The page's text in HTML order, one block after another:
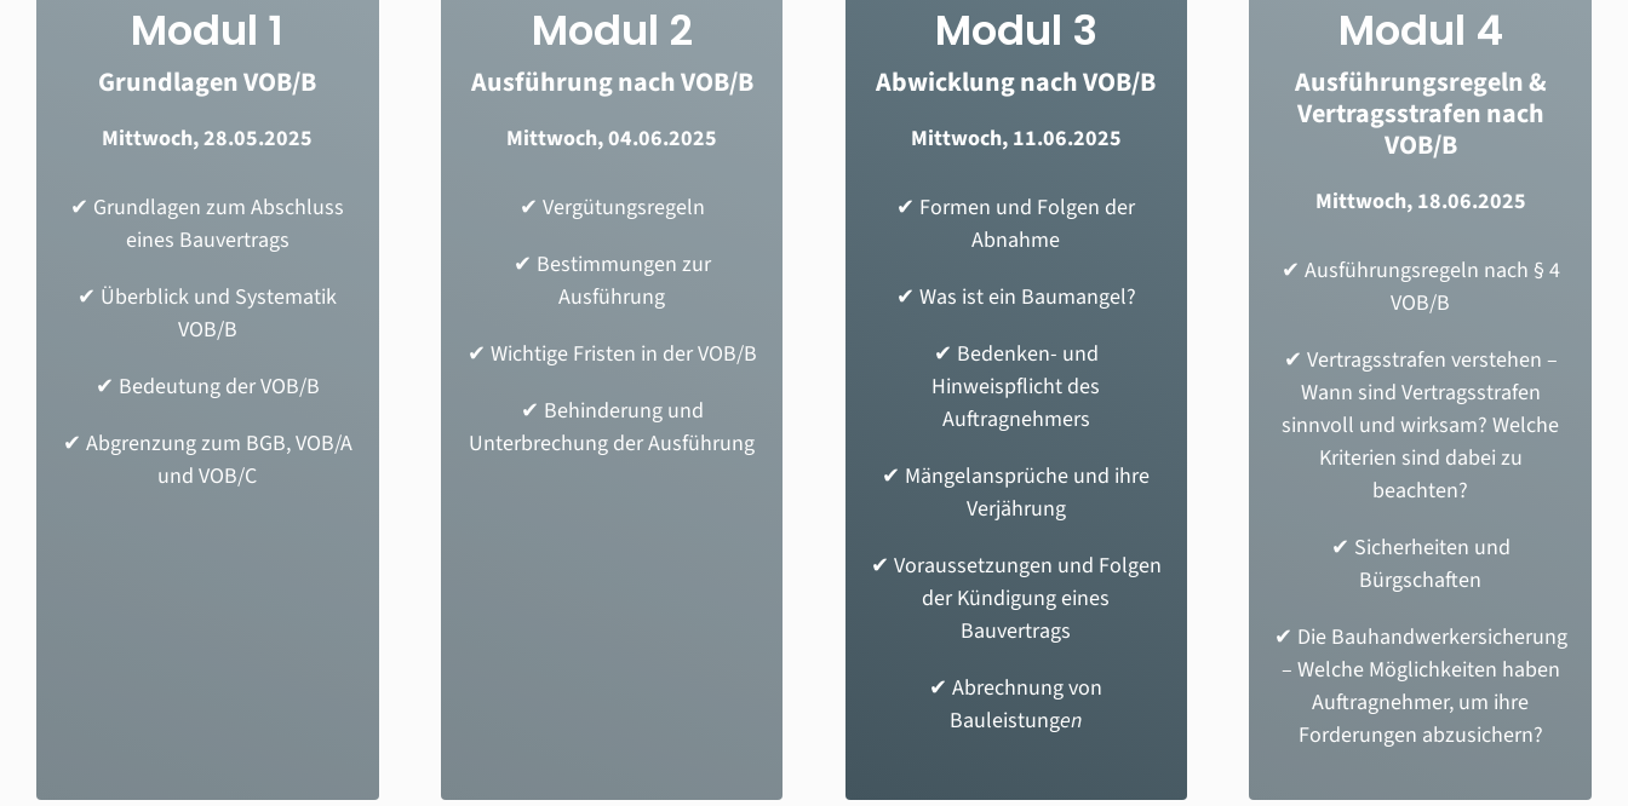
Modul 1
Grundlagen VOB/B
Mittwoch, 28.05.2025
✔ Grundlagen zum Abschluss
eines Bauvertrags
✔ Überblick und Systematik
VOB/B
✔ Bedeutung der VOB/B
✔ Abgrenzung zum BGB, VOB/A
und VOB/C
Modul 2
Ausführung nach VOB/B
Mittwoch, 04.06.2025
✔ Vergütungsregeln
✔ Bestimmungen zur
Ausführung
✔ Wichtige Fristen in der VOB/B
✔ Behinderung und
Unterbrechung der Ausführung
Modul 3
Abwicklung nach VOB/B
Mittwoch, 11.06.2025
✔ Formen und Folgen der
Abnahme
✔ Was ist ein Baumangel?
✔ Bedenken- und
Hinweispflicht des
Auftragnehmers
✔ Mängelansprüche und ihre
Verjährung
✔ Voraussetzungen und Folgen
der Kündigung eines
Bauvertrags
✔Abrechnung von
Bauleistungen
Modul 4
Ausführungsregeln &
Vertragsstrafen nach
VOB/B
Mittwoch, 18.06.2025
✔ Ausführungsregeln nach § 4
VOB/B
✔ Vertragsstrafen verstehen –
Wann sind Vertragsstrafen
sinnvoll und wirksam? Welche
Kriterien sind dabei zu
beachten?
✔ Sicherheiten und
Bürgschaften
✔ Die Bauhandwerkersicherung
– Welche Möglichkeiten haben
Auftragnehmer, um ihre
Forderungen abzusichern?